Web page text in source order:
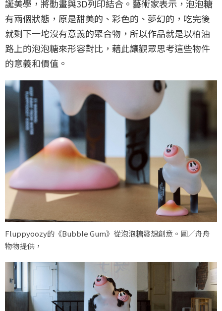
誕美學，將動畫與3D列印結合。藝術家表示，泡泡糖
有兩個狀態，原是甜美的、彩色的、夢幻的，吃完後
就剩下一坨沒有意義的聚合物，所以作品就是以柏油
路上的泡泡糖來形容對比，藉此讓觀眾思考這些物件
的意義和價值。
Fluppyoozy的《Bubble Gum》從泡泡糖發想創意。圖／舟舟
物物提供，